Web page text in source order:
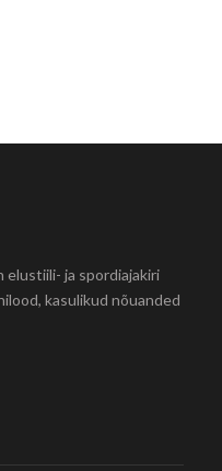
elustiili- ja spordiajakiri
kasulikud nõuanded